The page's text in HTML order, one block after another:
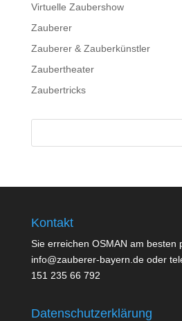
Virtuelle Zaubershow
Zauberer
Zauberer & Zauberkünstler
Zaubertheater
Zaubertricks
Kontakt
Sie erreichen OSMAN am besten
info@zauberer-bayern.de oder
151 235 66 792
Datenschutzerklärung